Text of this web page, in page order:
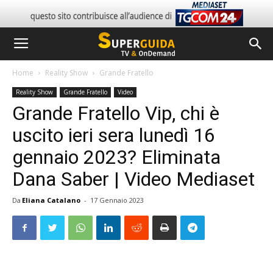
Home Reality Show Grande Fratello
Reality Show Grande Fratello Video
Grande Fratello Vip, chi è
uscito ieri sera lunedì 16
gennaio 2023? Eliminata
Dana Saber | Video Mediaset
Da Eliana Catalano - 17 Gennaio 2023